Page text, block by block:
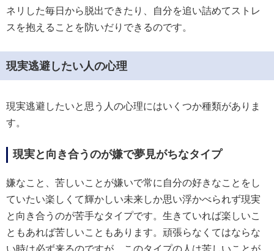
ネリした毎日から脱出できたり、自分を追い詰めてストレ
スを抱えることを防いだりできるのです。
現実逃避したい人の心理
現実逃避したいと思う人の心理にはいくつか種類がありま
す。
現実と向き合うのが嫌で夢見がちなタイプ
嫌なこと、苦しいことが嫌いで常に自分の好きなことをし
ていたい楽しくて輝かしい未来しか思い浮かべられず現実
と向き合うのが苦手なタイプです。生きていれば楽しいこ
ともあれば苦しいこともあります。頑張らなくてはならな
い時は必ず来るのですが、このタイプの人は苦しいことが